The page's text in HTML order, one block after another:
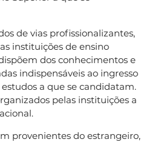
de vias profissionalizantes,
instituições de ensino
dos conhecimentos e
indispensáveis ao ingresso
a que se candidatam.
pelas instituições a
provenientes do estrangeiro,